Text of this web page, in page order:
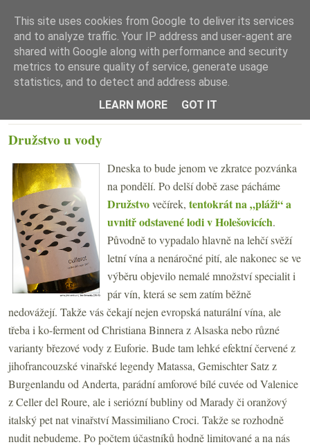
☰ Menu
Družstvo u vody
Dneska to bude jenom ve zkratce pozvánka
na pondělí. Po delší době zase pácháme
Družstvovečírek, tentokrát na „pláži“ a
uvnitř odstavené lodi v Holešovicích.
Původně to vypadalo hlavně na lehčí svěží
letní vína a nenáročné pití, ale nakonec se ve
výběru objevilo nemalé množství specialit i
pár vín, která se sem zatím běžně
nedovážejí. Takže vás čekají nejen evropská naturální vína, ale
třeba i ko-ferment od Christiana Binnera z Alsaska nebo různé
varianty březové vody z Euforie. Bude tam lehké efektní červené z
jihofrancouzské vinařské legendy Matassa, Gemischter Satz z
Burgenlandu od Anderta, parádní amforové bílé cuvée od Valenice
z Celler del Roure, ale i seriózní bubliny od Marady či oranžový
italský pet nat vinařství Massimiliano Croci. Takže se rozhodně
nudit nebudeme. Po počtem účastníků hodně limitované a na nás
This site uses cookies from Google to deliver its services
and to analyze traffic. Your IP address and user-agent are
shared with Google along with performance and security
metrics to ensure quality of service, generate usage
statistics, and to detect and address abuse.
LEARN MORE
GOT IT